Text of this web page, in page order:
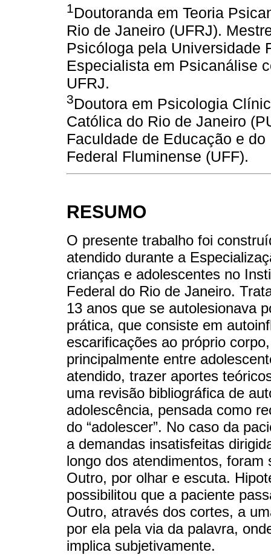
1 Doutoranda em Teoria
Rio de Janeiro (UFRJ).
Psicóloga pela Universidade
Especialista em Psicanálise
UFRJ.
3Doutora em Psicologia
Católica do Rio de Janeiro
Faculdade de Educação e
Federal Fluminense (UFF).
RESUMO
O presente trabalho foi
atendido durante a
crianças e adolescentes no
Federal do Rio de Janeiro.
13 anos que se autolesionava
prática, que consiste em
escarificações ao próprio
principalmente entre
atendido, trazer aportes
uma revisão bibliográfica de
adolescência, pensada como
do “adolescer”. No caso da
a demandas insatisfeitas
longo dos atendimentos,
Outro, por olhar e escuta.
possibilitou que a paciente
Outro, através dos cortes, a
por ela pela via da palavra,
implica subjetivamente.